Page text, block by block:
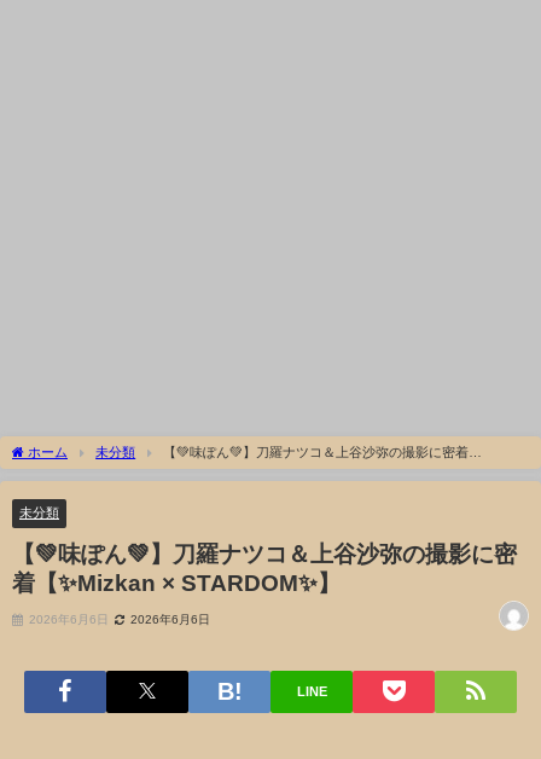
ホーム 未分類
【💚味ぽん💚】刀羅ナツコ＆上谷沙弥の撮影に密着
【✨Mizkan × STARDOM✨】
未分類
【💚味ぽん💚】刀羅ナツコ＆上谷沙弥の撮影に密
着【✨Mizkan × STARDOM✨】
2026年6月6日 2026年6月6日
LINE